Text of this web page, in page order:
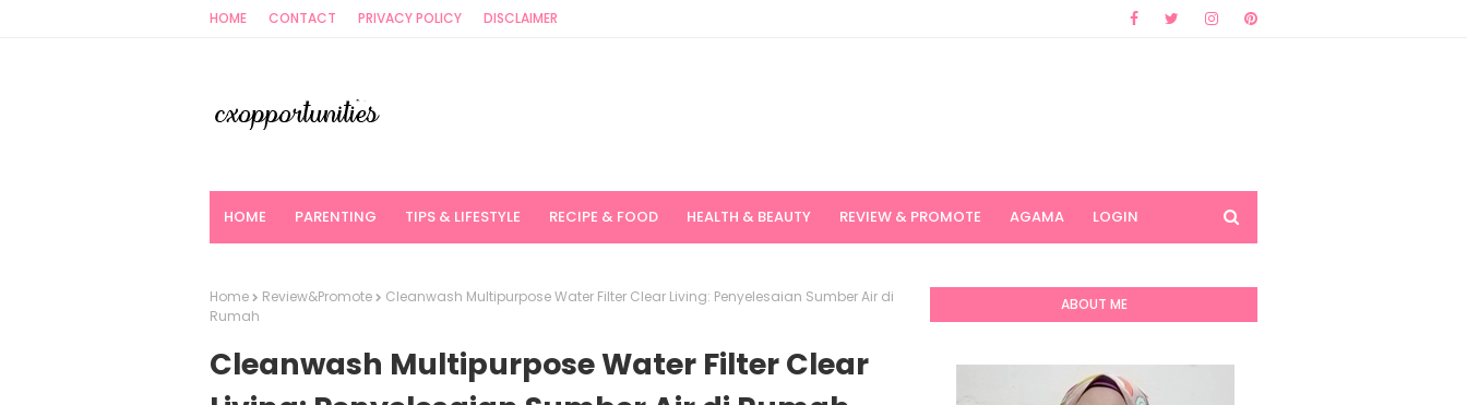
HOME CONTACT PRIVACY POLICY DISCLAIMER
HOME PARENTING TIPS & LIFESTYLE RECIPE & FOOD HEALTH & BEAUTY REVIEW & PROMOTE AGAMA LOGIN
Home Review&Promote
Cleanwash Multipurpose Water Filter Clear Living: Penyelesaian Sumber Air di
Rumah
Cleanwash Multipurpose Water Filter Clear
ABOUT ME